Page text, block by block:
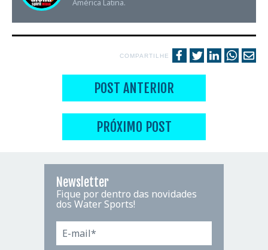
América Latina.
COMPARTILHE
POST ANTERIOR
PRÓXIMO POST
Newsletter
Fique por dentro das novidades
dos Water Sports!